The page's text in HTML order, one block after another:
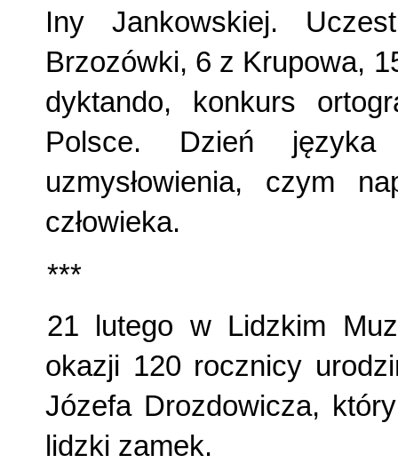
Iny Jankowskiej.
Brzozówki, 6 z Krupowa,
dyktando, konkurs
Polsce. Dzień
uzmysłowienia, czym
człowieka.
***
21 lutego w Lidzkim
okazji 120 rocznicy
Józefa Drozdowicza,
lidzki zamek.